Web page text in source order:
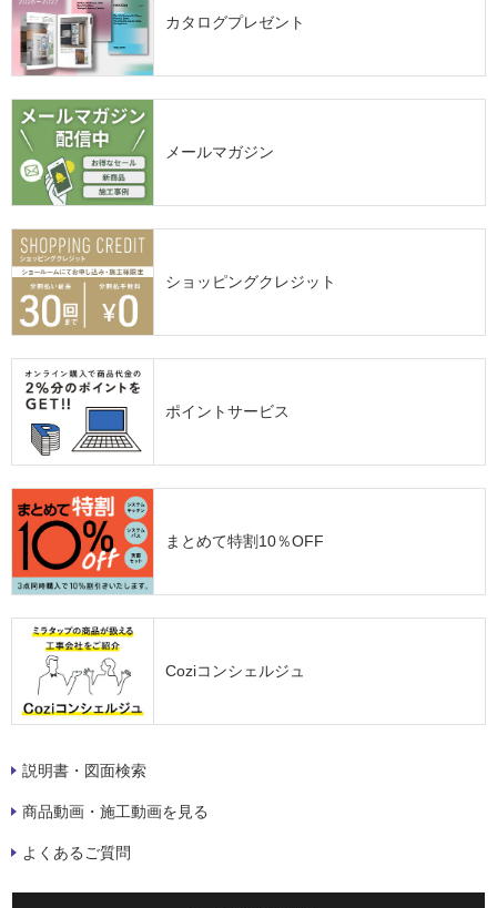
カタログプレゼント
メールマガジン
ショッピングクレジット
ポイントサービス
まとめて特割10％OFF
Coziコンシェルジュ
説明書・図面検索
商品動画・施工動画を見る
よくあるご質問